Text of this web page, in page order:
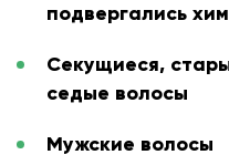
подвергались
Секущиеся,
седые волосы
Мужские волосы